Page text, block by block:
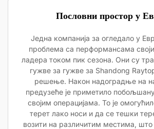
Пословни простор у
Једна компанија за огледало у
проблема са перформансама
ладера током пик сезона. Они су
гужве за гужве за Shandong
решење. Након надоградње на
предузеће је приметило
својим операцијама. То је
терет лако носи и да се тешки
возити на различитим местима, што